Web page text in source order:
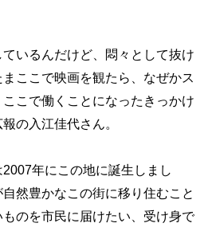
ているんだけど、悶々として抜け
ここで映画を観たら、なぜかス
こで働くことになったきっかけ
の入江佳代さん。
年にこの地に誕生しまし
然豊かなこの街に移り住むこと
のを市民に届けたい、受け身で